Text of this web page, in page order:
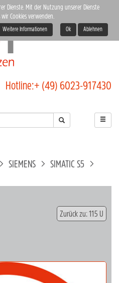
Hotline:+ (49) 6023-917430
SIEMENS
SIMATIC S5
Zurück zu: 115 U
Dienste. Mit der Nutzung unserer Dienste
Cookies verwenden.
Weitere Informationen Ok Ablehnen